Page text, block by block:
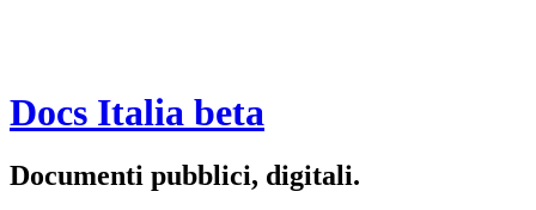
Docs Italia beta
Documenti pubblici, digitali.